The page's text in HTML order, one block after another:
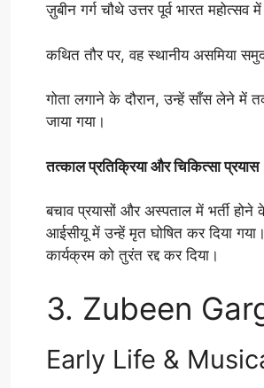
ज़ुबीन गर्ग चौथे उत्तर पूर्व भारत
कथित तौर पर, वह स्थानीय असमिया
गोता लगाने के दौरान, उन्हें साँस लेने में
जाया गया।
तत्काल प्रतिक्रिया और चिकित्सा प्रयास
बचाव प्रयासों और अस्पताल में भर्ती
आईसीयू में उन्हें मृत घोषित कर दिया
कार्यक्रम को तुरंत रद्द कर दिया।
3. Zubeen
Early Life &